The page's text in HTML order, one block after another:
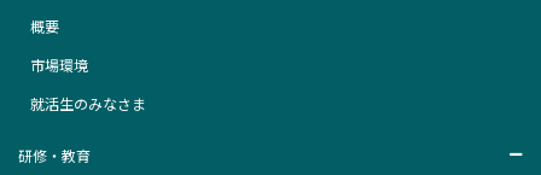
概要
市場環境
就活生のみなさま
研修・教育